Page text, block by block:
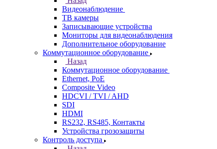
Видеонаблюдение
ТВ камеры
Записывающие устройства
Мониторы для видеонаблюдения
Дополнительное оборудование
Коммутационное оборудование
Назад
Коммутационное оборудование
Ethernet, PoE
Composite Video
HDCVI / TVI / AHD
SDI
HDMI
RS232, RS485, Контакты
Устройства грозозащиты
Контроль доступа